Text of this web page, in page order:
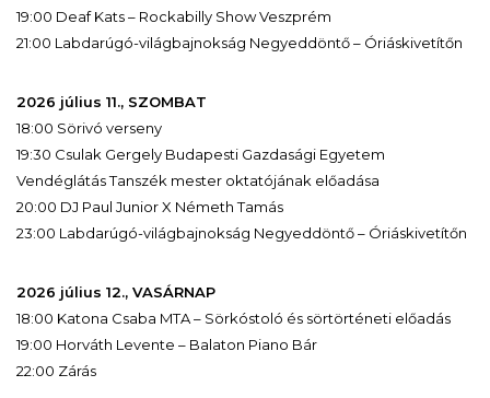
19:00 Deaf Kats – Rockabilly Show Veszprém
21:00 Labdarúgó-világbajnokság Negyeddöntő – Óriáskivetítőn
2026 július 11., SZOMBAT
18:00 Sörivó verseny
19:30 Csulak Gergely Budapesti Gazdasági Egyetem
Vendéglátás Tanszék mester oktatójának előadása
20:00 DJ Paul Junior X Németh Tamás
23:00 Labdarúgó-világbajnokság Negyeddöntő – Óriáskivetítőn
2026 július 12., VASÁRNAP
18:00 Katona Csaba MTA – Sörkóstoló és sörtörténeti előadás
19:00 Horváth Levente – Balaton Piano Bár
22:00 Zárás